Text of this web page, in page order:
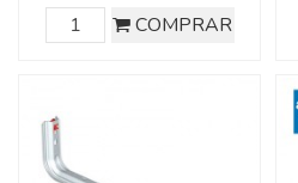
COMPRAR